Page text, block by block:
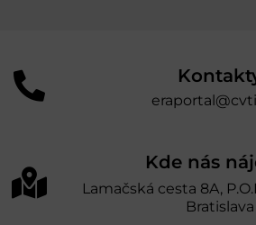
Kde nás
Lamačská cesta 8A,
Bratislava